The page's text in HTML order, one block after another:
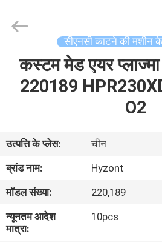
वीडियो
हमारे
में
Technologies
Co.,Ltd..
सीएनसी काटने की मशीन के
कस्टम मेड एयर
220189
O2
उत्पत्ति के प्लेस:
चीन
ब्रांड नाम:
Hyzont
मॉडल संख्या:
220,189
न्यूनतम आदेश
मात्रा:
10pcs